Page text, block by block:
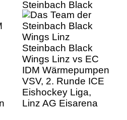
Steinbach Black
Wings Linz vs EC
IDM Wärmepumpen
VSV, 2. Runde ICE
Eishockey Liga,
Linz AG Eisarena